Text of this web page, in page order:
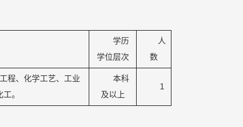
学历
学位层次
人
数
程、化学工艺、工业
。
本科
及以上
1